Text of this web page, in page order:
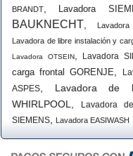
BRANDT
Lavadora
BAUKNECHT
Lavadora de libre instalación y
Lavadora OTSEIN, Lavadora
carga frontal GORENJE
ASPES
Lavadora de
WHIRLPOOL
Lavadora
SIEMENS
Lavadora EASIWASH